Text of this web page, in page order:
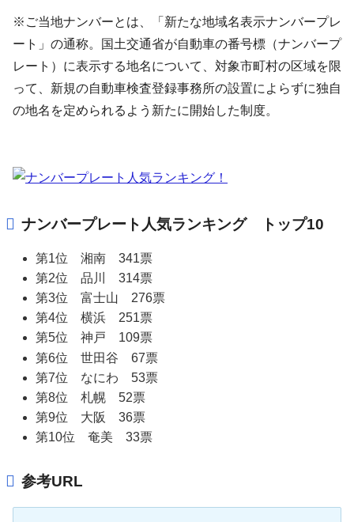
※ご当地ナンバーとは、「新たな地域名表示ナンバープレ
ート」の通称。国土交通省が自動車の番号標（ナンバープ
レート）に表示する地名について、対象市町村の区域を限
って、新規の自動車検査登録事務所の設置によらずに独自
の地名を定められるよう新たに開始した制度。
ナンバープレート人気ランキング トップ10
第1位 湘南 341票
第2位 品川 314票
第3位 富士山 276票
第4位 横浜 251票
第5位 神戸 109票
第6位 世田谷 67票
第7位 なにわ 53票
第8位 札幌 52票
第9位 大阪 36票
第10位 奄美 33票
参考URL